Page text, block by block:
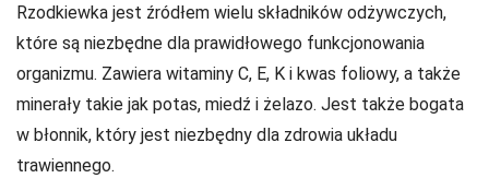
Rzodkiewka jest źródłem wielu składników odżywczych,
które są niezbędne dla prawidłowego funkcjonowania
organizmu. Zawiera witaminy C, E, K i kwas foliowy, a także
minerały takie jak potas, miedź i żelazo. Jest także bogata
w błonnik, który jest niezbędny dla zdrowia układu
trawiennego.